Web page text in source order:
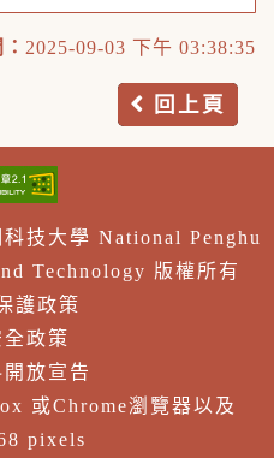
2025-09-03 下午 03:38:35
回上頁
技大學 National Penghu
Technology 版權所有
護政策
政策
放宣告
或Chrome瀏覽器以及
pixels